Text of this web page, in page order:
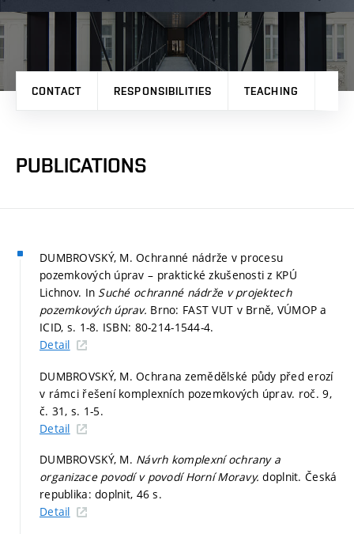
CONTACT RESPONSIBILITIES TEACHING
PUBLICATIONS
DUMBROVSKÝ, M. Ochranné nádrže v procesu
pozemkových úprav – praktické zkušenosti z KPÚ
Lichnov. In Suché ochranné nádrže v projektech
pozemkových úprav. Brno: FAST VUT v Brně, VÚMOP a
ICID, s. 1-8. ISBN: 80-214-1544-4.
Detail
DUMBROVSKÝ, M. Ochrana zemědělské půdy před erozí
v rámci řešení komplexních pozemkových úprav. roč. 9,
č. 31, s. 1-5.
Detail
DUMBROVSKÝ, M. Návrh komplexní ochrany a
organizace povodí v povodí Horní Moravy.doplnit. Česká
republika: doplnit, 46 s.
Detail